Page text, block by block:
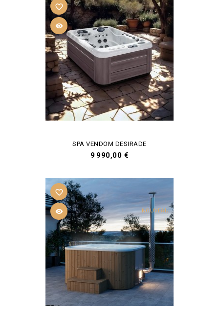

favorite_border
SPA VENDOM DESIRADE
Prix
9 990,00 €
NOUVEAU

favorite_border